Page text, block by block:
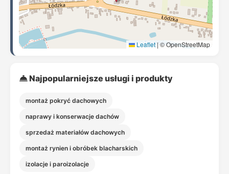
Leaflet |© OpenStreetMap
Najpopularniejsze usługi i produkty
montaż pokryć dachowych
naprawy i konserwacje dachów
sprzedaż materiałów dachowych
montaż rynien i obróbek blacharskich
izolacje i paroizolacje